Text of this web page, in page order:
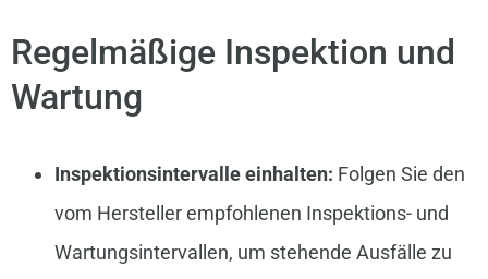
Regelmäßige Inspektion und
Wartung
Inspektionsintervalle einhalten: Folgen Sie den
vom Hersteller empfohlenen Inspektions- und
Wartungsintervallen, um stehende Ausfälle zu